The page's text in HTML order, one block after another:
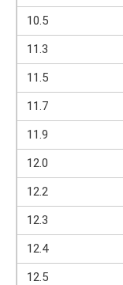
10.5
11.3
11.5
11.7
11.9
12.0
12.2
12.3
12.4
12.5